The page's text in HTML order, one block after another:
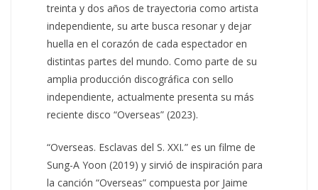
treinta y dos años de trayectoria como artista
independiente, su arte busca resonar y dejar
huella en el corazón de cada espectador en
distintas partes del mundo. Como parte de su
amplia producción discográfica con sello
independiente, actualmente presenta su más
reciente disco “Overseas” (2023).
“Overseas. Esclavas del S. XXI.” es un filme de
Sung-A Yoon (2019) y sirvió de inspiración para
la canción “Overseas” compuesta por Jaime